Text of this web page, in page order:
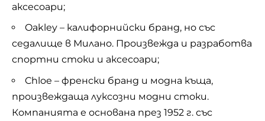
аксесоари;
Oakley – калифорнийски бранд, но със
седалище в Милано. Произвежда и разработва
спортни стоки и аксесоари;
Chloe – френски бранд и модна къща,
произвеждаща луксозни модни стоки.
Компанията е основана през 1952 г. със